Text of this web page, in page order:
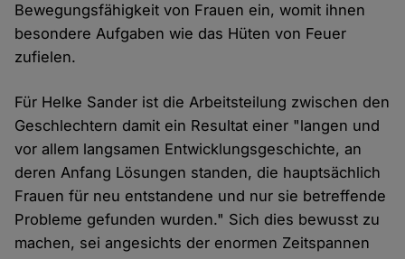
Bewegungsfähigkeit von Frauen ein, womit ihnen
besondere Aufgaben wie das Hüten von Feuer
zufielen.
Für Helke Sander ist die Arbeitsteilung zwischen den
Geschlechtern damit ein Resultat einer "langen und
vor allem langsamen Entwicklungsgeschichte, an
deren Anfang Lösungen standen, die hauptsächlich
Frauen für neu entstandene und nur sie betreffende
Probleme gefunden wurden." Sich dies bewusst zu
machen, sei angesichts der enormen Zeitspannen